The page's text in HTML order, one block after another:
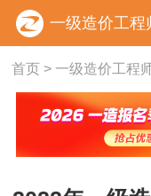
一级造价工程
首页> 一级造价工程